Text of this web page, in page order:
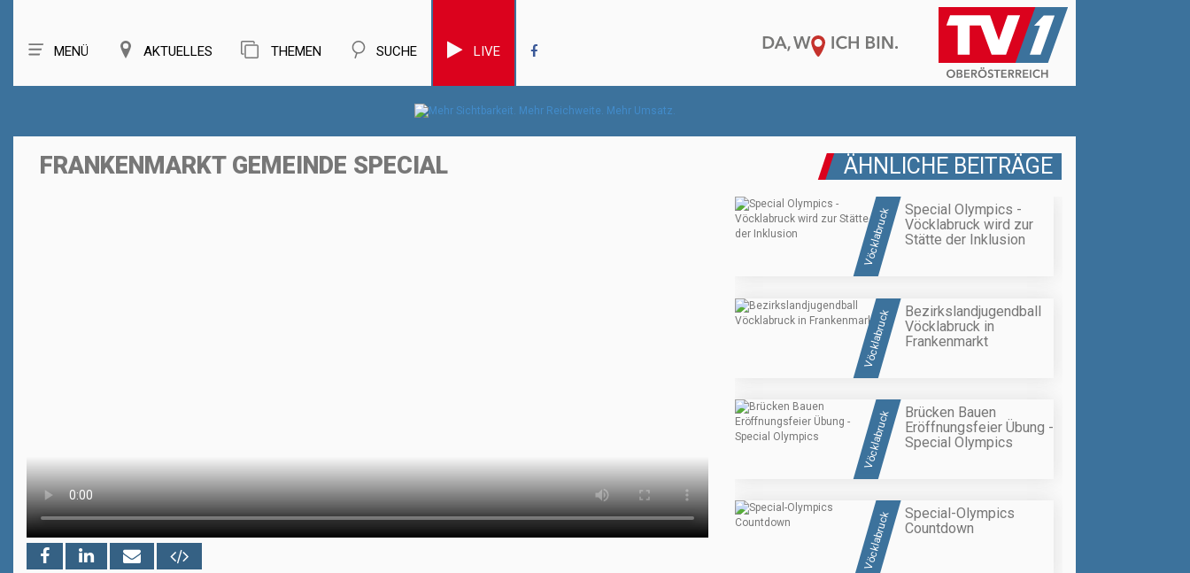
MENÜ AKTUELLES THEMEN SUCHE LIVE
FRANKENMARKT GEMEINDE SPECIAL ÄHNLICHE BEITRÄGE
Vöcklabruck
Special Olympics -
Vöcklabruck wird zur
Stätte der Inklusion
Vöcklabruck
Bezirkslandjugendball
Vöcklabruck in
Frankenmarkt
Vöcklabruck
Brücken Bauen
Eröffnungsfeier Übung -
Special Olympics
Vöcklabruck
Special-Olympics
Countdown